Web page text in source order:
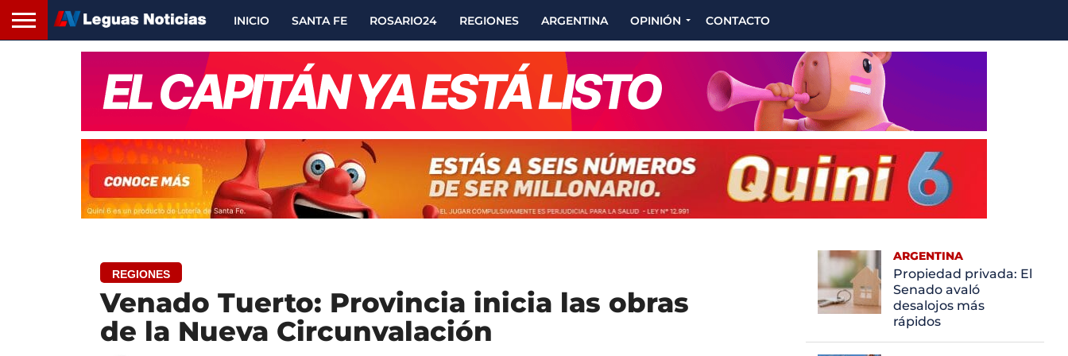
INICIO SANTA FE ROSARIO24 REGIONES ARGENTINA OPINIÓN CONTACTO
REGIONES
Venado Tuerto: Provincia inicia las obras
de la Nueva Circunvalación
ARGENTINA
Propiedad privada: El
Senado avaló
desalojos más
rápidos